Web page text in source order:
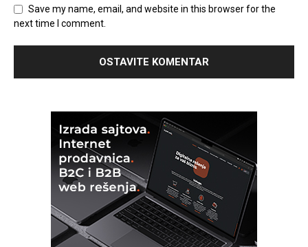
Save my name, email, and website in this browser for the
next time I comment.